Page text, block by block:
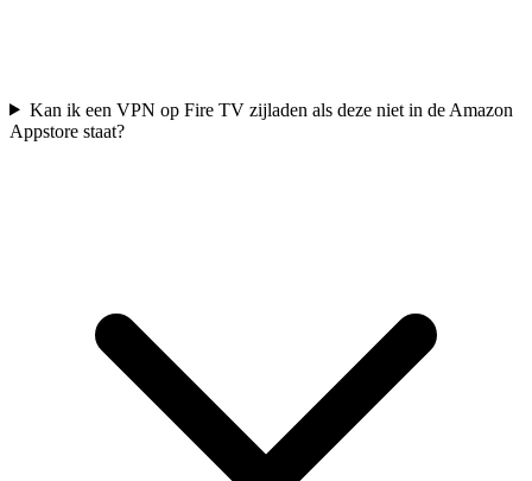
Kan ik een VPN op Fire TV zijladen als deze niet in de Amazon
Appstore staat?